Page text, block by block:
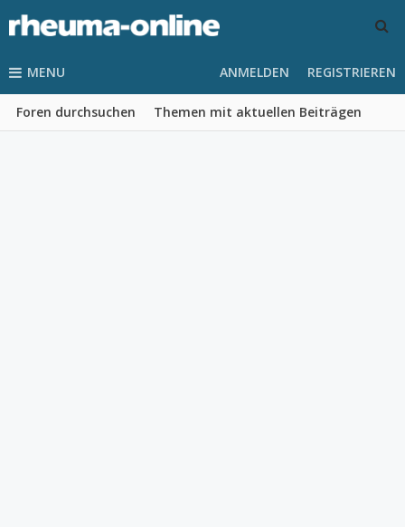
MENU
Foren durchsuchen Themen mit aktuellen Beiträgen
ANMELDEN REGISTRIEREN